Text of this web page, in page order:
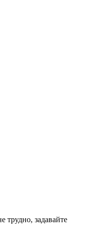
трудно, задавайте